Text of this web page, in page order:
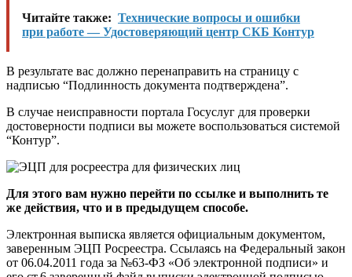
Читайте также: Технические вопросы и ошибки
при работе — Удостоверяющий центр СКБ Контур
В результате вас должно перенаправить на страницу с
надписью “Подлинность документа подтверждена”.
В случае неисправности портала Госуслуг для проверки
достоверности подписи вы можете воспользоваться системой
“Контур”.
Для этого вам нужно перейти по ссылке и выполнить те
же действия, что и в предыдущем способе.
Электронная выписка является официальным документом,
заверенным ЭЦП Росреестра. Ссылаясь на Федеральный закон
от 06.04.2011 года за №63-ФЗ «Об электронной подписи» и